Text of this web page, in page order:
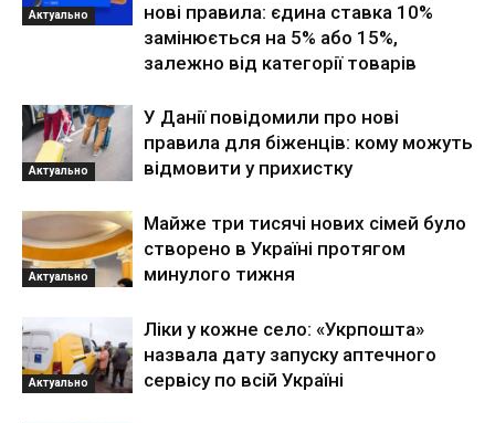
Актуально
нові правила: єдина ставка 10%
замінюється на 5% або 15%,
залежно від категорії товарів
Актуально
У Данії повідомили про нові
правила для біженців: кому можуть
відмовити у прихистку
Актуально
Майже три тисячі нових сімей було
створено в Україні протягом
минулого тижня
Актуально
Ліки у кожне село: «Укрпошта»
назвала дату запуску аптечного
сервісу по всій Україні